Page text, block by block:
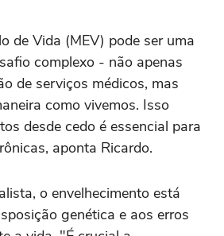
de Vida (MEV) pode ser uma
complexo - não apenas
de serviços médicos, mas
como vivemos. Isso
desde cedo é essencial para
aponta Ricardo.
o envelhecimento está
genética e aos erros